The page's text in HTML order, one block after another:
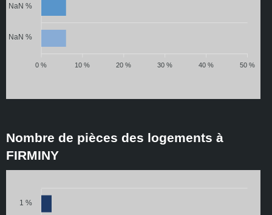
NaN %
NaN %
50 %
40 %
30 %
20 %
10 %
0 %
Nombre de pièces des logements à
FIRMINY
1 %